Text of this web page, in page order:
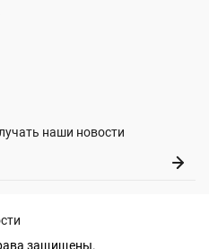
наши новости
защищены.